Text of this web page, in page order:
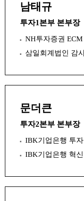
남태규
투자1본부 본부장
NH투자증권 ECM
삼일회계법인 감
문더큰
투자2본부 본부장
IBK기업은행 투
IBK기업은행 혁